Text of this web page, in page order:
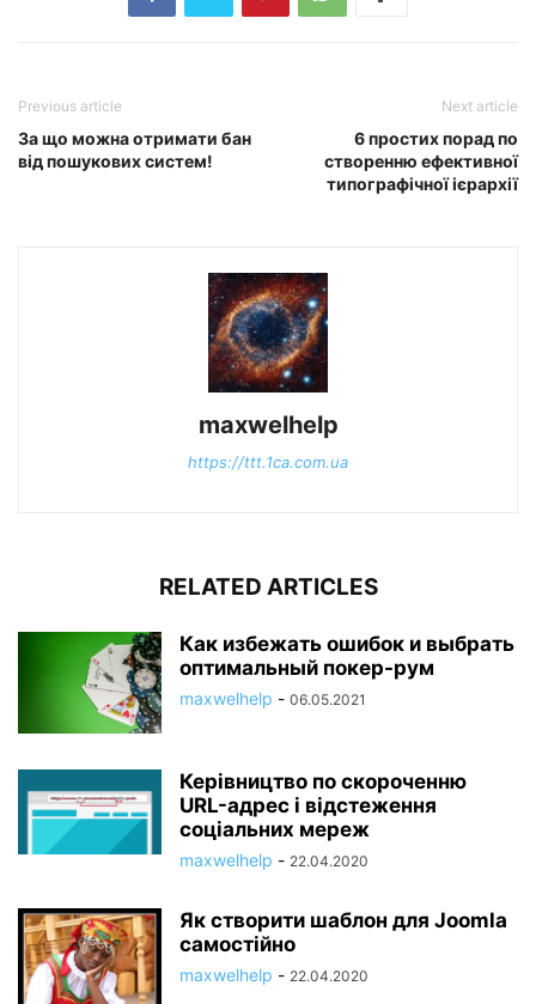
Previous article
За що можна отримати бан
від пошукових систем!
Next article
6 простих порад по
створенню ефективної
типографічної ієрархії
maxwelhelp
https://ttt.1ca.com.ua
RELATED ARTICLES
Как избежать ошибок и выбрать
оптимальный покер-рум
maxwelhelp - 06.05.2021
Керівництво по скороченню
URL-адрес і відстеження
соціальних мереж
maxwelhelp - 22.04.2020
Як створити шаблон для Joomla
самостійно
maxwelhelp - 22.04.2020